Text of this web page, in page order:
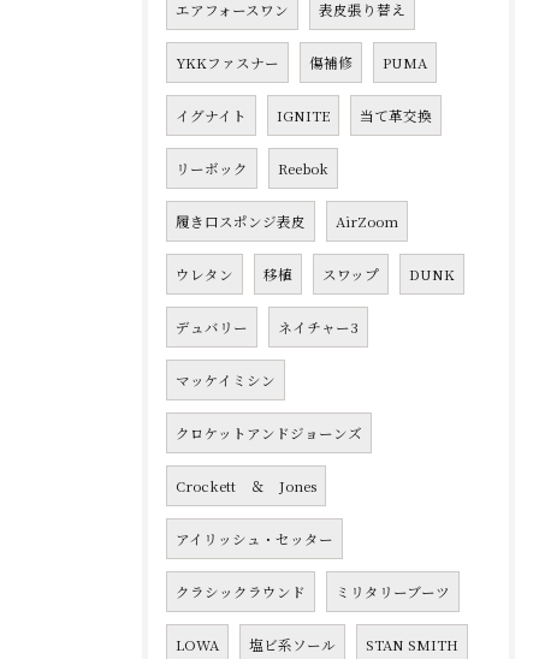
エアフォースワン 表皮張り替え
YKKファスナー 傷補修 PUMA
イグナイト IGNITE 当て革交換
リーボック Reebok
履き口スポンジ表皮 AirZoom
ウレタン 移植 スワップ DUNK
デュバリー ネイチャー3
マッケイミシン
クロケットアンドジョーンズ
Crockett ＆ Jones
アイリッシュ・セッター
クラシックラウンド ミリタリーブーツ
LOWA 塩ビ系ソール STAN SMITH